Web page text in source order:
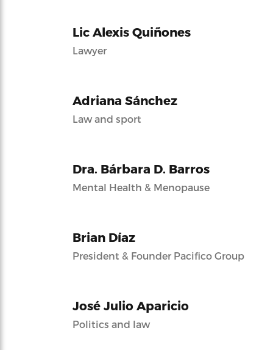
Lic Alexis Quiñones
Lawyer
Adriana Sánchez
Law and sport
Dra. Bárbara D. Barros
Mental Health & Menopause
Brian Díaz
President & Founder Pacifico Group
José Julio Aparicio
Politics and law